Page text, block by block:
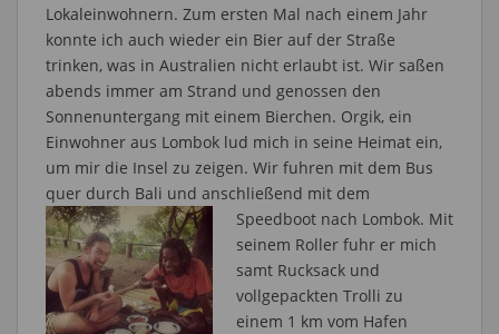
Lokaleinwohnern. Zum ersten Mal nach einem Jahr
konnte ich auch wieder ein Bier auf der Straße
trinken, was in Australien nicht erlaubt ist. Wir saßen
abends immer am Strand und genossen den
Sonnenuntergang mit einem Bierchen. Orgik, ein
Einwohner aus Lombok lud mich in seine Heimat ein,
um mir die Insel zu zeigen. Wir fuhren mit dem Bus
quer durch Bali und anschließend mit dem
Speedboot nach Lombok. Mit
seinem Roller fuhr er mich
samt Rucksack und
vollgepackten Trolli zu
einem 1 km vom Hafen